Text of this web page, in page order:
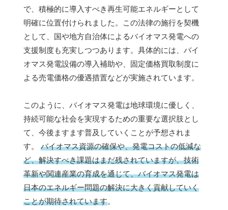
で、積極的に導入すべき再生可能エネルギーとして
明確に位置付けられました。この法律の施行を契機
として、国や地方自治体によるバイオマス発電への
支援制度も充実しつつあります。具体的には、バイ
オマス発電設備の導入補助や、固定価格買取制度に
よる売電価格の優遇措置などが実施されています。
このように、バイオマス発電は地球環境に優しく、
持続可能な社会を実現するための重要な選択肢とし
て、今後ますます普及していくことが予想されま
す。 バイオマス資源の確保や、発電コストの低減な
ど、解決すべき課題はまだ残されていますが、技術
革新や関連産業の育成を通じて、バイオマス発電は
日本のエネルギー問題の解決に大きく貢献していく
ことが期待されています。